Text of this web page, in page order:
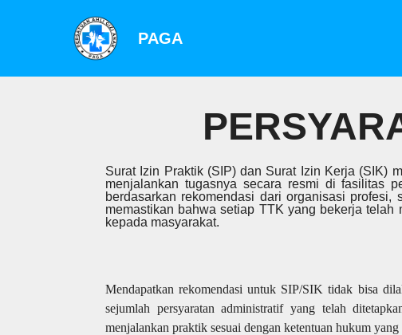
PAGA
Surat Izin Praktik (SIP) dan Surat Izin Kerja (SIK)
menjalankan tugasnya secara resmi di fasilitas
berdasarkan rekomendasi dari organisasi
memastikan bahwa setiap TTK yang bekerja
kepada masyarakat.
Mendapatkan rekomendasi untuk SIP/SIK tidak bisa
sejumlah persyaratan administratif yang telah
menjalankan praktik sesuai dengan ketentuan hukum